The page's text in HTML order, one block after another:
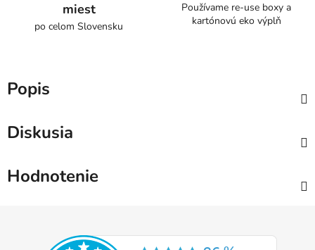
miest
po celom Slovensku
Používame re-use boxy a
kartónovú eko výplň
Popis
Diskusia
Hodnotenie